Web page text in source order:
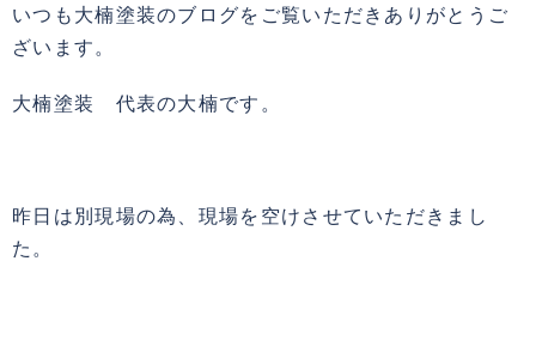
いつも大楠塗装のブログをご覧いただきありがとうご
ざいます。
大楠塗装 代表の大楠です。
昨日は別現場の為、現場を空けさせていただきまし
た。